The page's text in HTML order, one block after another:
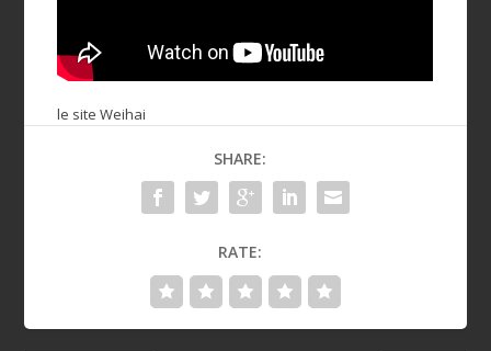
le site Weihai
SHARE:
RATE: